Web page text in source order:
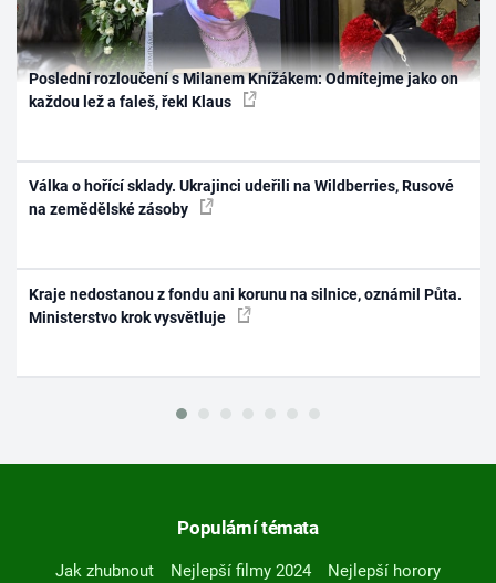
Poslední rozloučení s Milanem Knížákem: Odmítejme jako on
každou lež a faleš, řekl Klaus
Válka o hořící sklady. Ukrajinci udeřili na Wildberries, Rusové
na zemědělské zásoby
Kraje nedostanou z fondu ani korunu na silnice, oznámil Půta.
Ministerstvo krok vysvětluje
Populární témata
Jak zhubnout Nejlepší filmy 2024
Nejlepší horory